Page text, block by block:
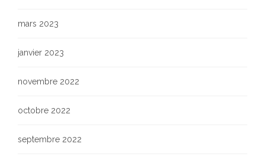
mars 2023
janvier 2023
novembre 2022
octobre 2022
septembre 2022